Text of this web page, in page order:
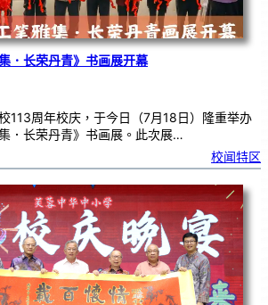
．长荣丹青》书画展开幕
113周年校庆，于今日（7月18日）隆重举办
．长荣丹青》书画展。此次展…
校闻特区